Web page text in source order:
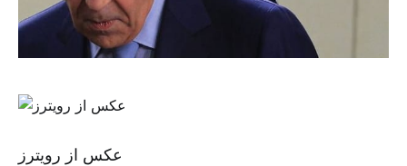
عکس از رویترز